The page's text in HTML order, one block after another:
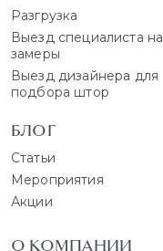
Разгрузка
Выезд специалиста на
замеры
Выезд дизайнера для
подбора штор
БЛОГ
Статьи
Мероприятия
Акции
О КОМПАНИИ